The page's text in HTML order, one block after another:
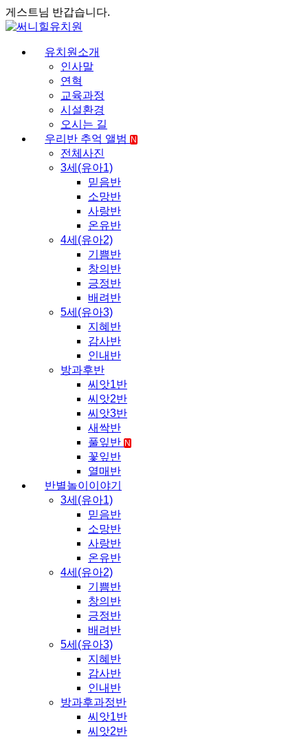
게스트님 반갑습니다.
유치원소개
인사말
연혁
교육과정
시설환경
오시는 길
우리반 추억 앨범
N
전체사진
3세(유아1)
믿음반
소망반
사랑반
온유반
4세(유아2)
기쁨반
창의반
긍정반
배려반
5세(유아3)
지혜반
감사반
인내반
방과후반
씨앗1반
씨앗2반
씨앗3반
새싹반
풀잎반 N
꽃잎반
열매반
반별놀이이야기
3세(유아1)
믿음반
소망반
사랑반
온유반
4세(유아2)
기쁨반
창의반
긍정반
배려반
5세(유아3)
지혜반
감사반
인내반
방과후과정반
씨앗1반
씨앗2반